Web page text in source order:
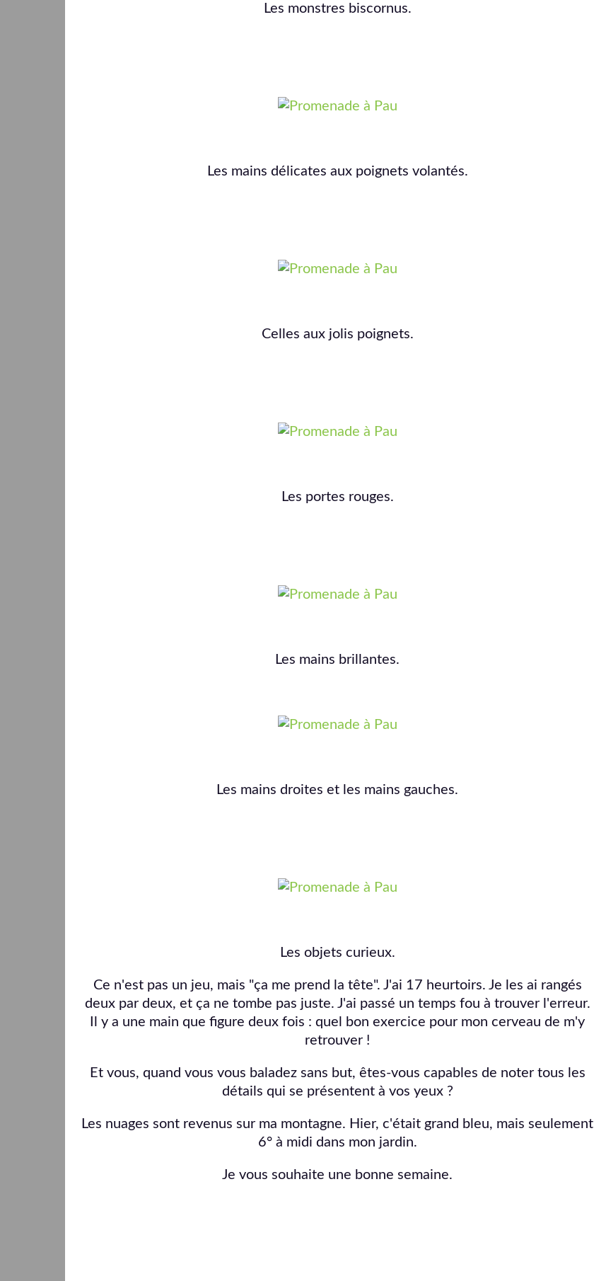
Les monstres biscornus.
Les mains délicates aux poignets volantés.
Celles aux jolis poignets.
Les portes rouges.
Les mains brillantes.
Les mains droites et les mains gauches.
Les objets curieux.
Ce n'est pas un jeu, mais "ça me prend la tête". J'ai 17 heurtoirs. Je les ai rangés
deux par deux, et ça ne tombe pas juste. J'ai passé un temps fou à trouver l'erreur.
Il y a une main que figure deux fois : quel bon exercice pour mon cerveau de m'y
retrouver !
Et vous, quand vous vous baladez sans but, êtes-vous capables de noter tous les
détails qui se présentent à vos yeux ?
Les nuages sont revenus sur ma montagne. Hier, c'était grand bleu, mais seulement
6° à midi dans mon jardin.
Je vous souhaite une bonne semaine.